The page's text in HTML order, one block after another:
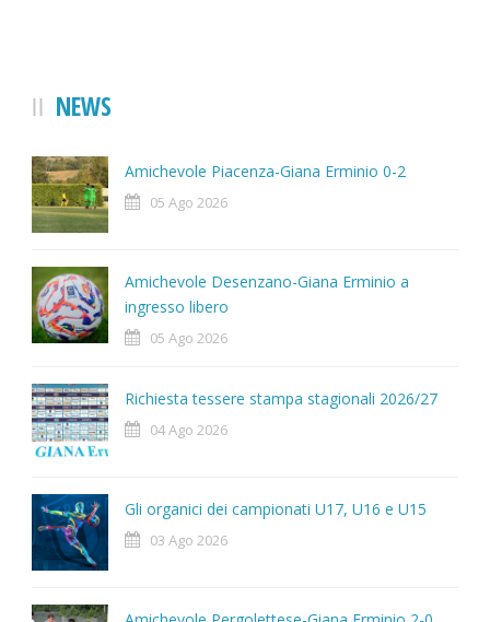
NEWS
Amichevole Piacenza-Giana Erminio 0-2
05 Ago 2026
Amichevole Desenzano-Giana Erminio a
ingresso libero
05 Ago 2026
Richiesta tessere stampa stagionali 2026/27
04 Ago 2026
Gli organici dei campionati U17, U16 e U15
03 Ago 2026